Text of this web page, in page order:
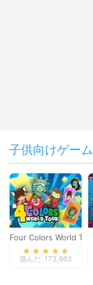
子供向けゲーム
Four Colors World Tour
遊んだ: 173,663